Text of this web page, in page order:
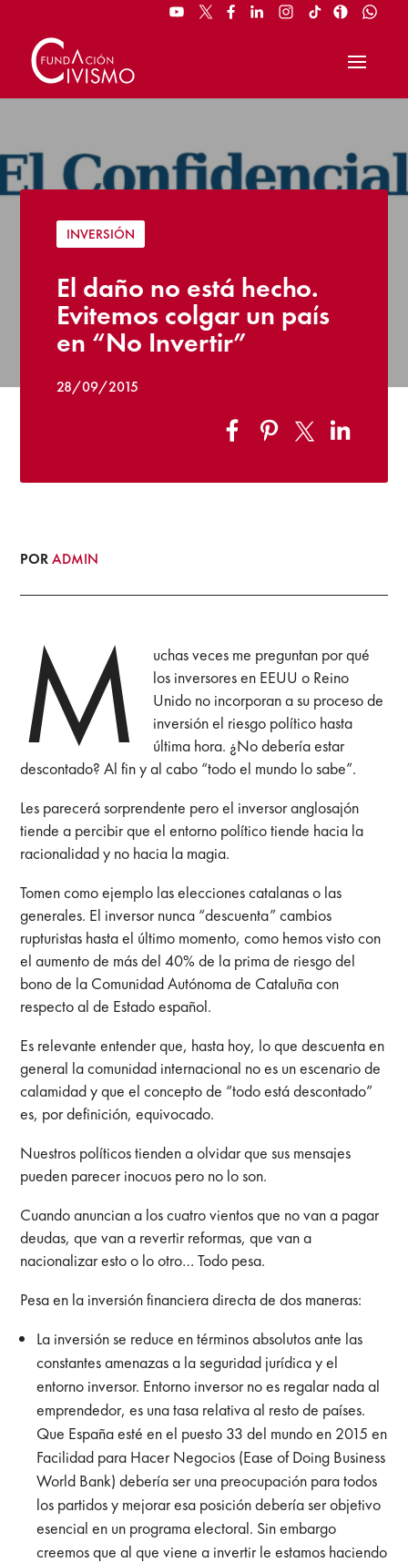
INVERSIÓN
El daño no está hecho.
Evitemos colgar un país
en “No Invertir”
28/09/2015
PORADMIN
M
uchas veces me preguntan por qué
los inversores en EEUU o Reino
Unido no incorporan a su proceso de
inversión el riesgo político hasta
última hora. ¿No debería estar
descontado? Al fin y al cabo “todo el mundo lo sabe”.
Les parecerá sorprendente pero el inversor anglosajón
tiende a percibir que el entorno político tiende hacia la
racionalidad y no hacia la magia.
Tomen como ejemplo las elecciones catalanas o las
generales. El inversor nunca “descuenta” cambios
rupturistas hasta el último momento, como hemos visto con
el aumento de más del 40% de la prima de riesgo del
bono de la Comunidad Autónoma de Cataluña con
respecto al de Estado español.
Es relevante entender que, hasta hoy, lo que descuenta en
general la comunidad internacional no es un escenario de
calamidad y que el concepto de “todo está descontado”
es, por definición, equivocado.
Nuestros políticos tienden a olvidar que sus mensajes
pueden parecer inocuos pero no lo son.
Cuando anuncian a los cuatro vientos que no van a pagar
deudas, que van a revertir reformas, que van a
nacionalizar esto o lo otro… Todo pesa.
Pesa en la inversión financiera directa de dos maneras:
La inversión se reduce en términos absolutos ante las
constantes amenazas a la seguridad jurídica y el
entorno inversor. Entorno inversor no es regalar nada al
emprendedor, es una tasa relativa al resto de países.
Que España esté en el puesto 33 del mundo en 2015 en
Facilidad para Hacer Negocios (Ease of Doing Business
World Bank) debería ser una preocupación para todos
los partidos y mejorar esa posición debería ser objetivo
esencial en un programa electoral. Sin embargo
creemos que al que viene a invertir le estamos haciendo